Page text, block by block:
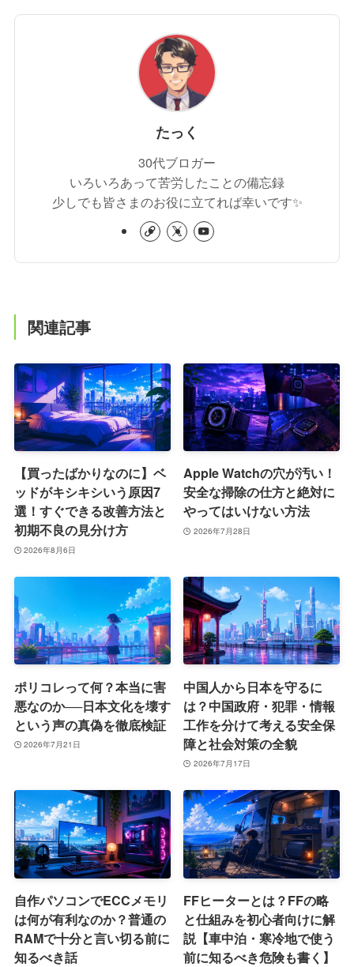
たっく
30代ブロガー
いろいろあって苦労したことの備忘録
少しでも皆さまのお役に立てれば幸いです✨
関連記事
【買ったばかりなのに】ベ
ッドがキシキシいう原因7
選！すぐできる改善方法と
初期不良の見分け方
2026年8月6日
Apple Watchの穴が汚い！
安全な掃除の仕方と絶対に
やってはいけない方法
2026年7月28日
ポリコレって何？本当に害
悪なのか──日本文化を壊す
という声の真偽を徹底検証
2026年7月21日
中国人から日本を守るに
は？中国政府・犯罪・情報
工作を分けて考える安全保
障と社会対策の全貌
2026年7月17日
自作パソコンでECCメモリ
は何が有利なのか？普通の
RAMで十分と言い切る前に
知るべき話
FFヒーターとは？FFの略
と仕組みを初心者向けに解
説【車中泊・寒冷地で使う
前に知るべき危険も書く】